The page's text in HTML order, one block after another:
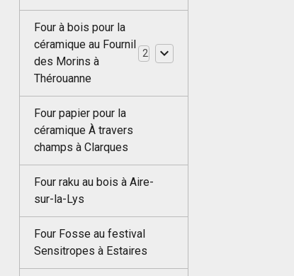
Four à bois pour la
céramique au Fournil
des Morins à
Thérouanne
Four papier pour la
céramique À travers
champs à Clarques
Four raku au bois à Aire-
sur-la-Lys
Four Fosse au festival
Sensitropes à Estaires